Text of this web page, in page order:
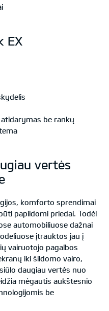
EX
be rankų
vertės
komforto sprendimai
papildomi priedai. Todėl
automobiliuose dažnai
įtrauktos jau į
vairuotojo pagalbos
iki šildomo vairo,
daugiau vertės nuo
mėgautis aukštesnio
be